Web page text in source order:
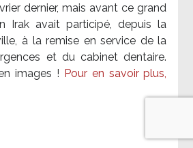
dernier, mais avant ce grand
Irak avait participé, depuis la
à la remise en service de la
et du cabinet dentaire.
images ! Pour en savoir plus,